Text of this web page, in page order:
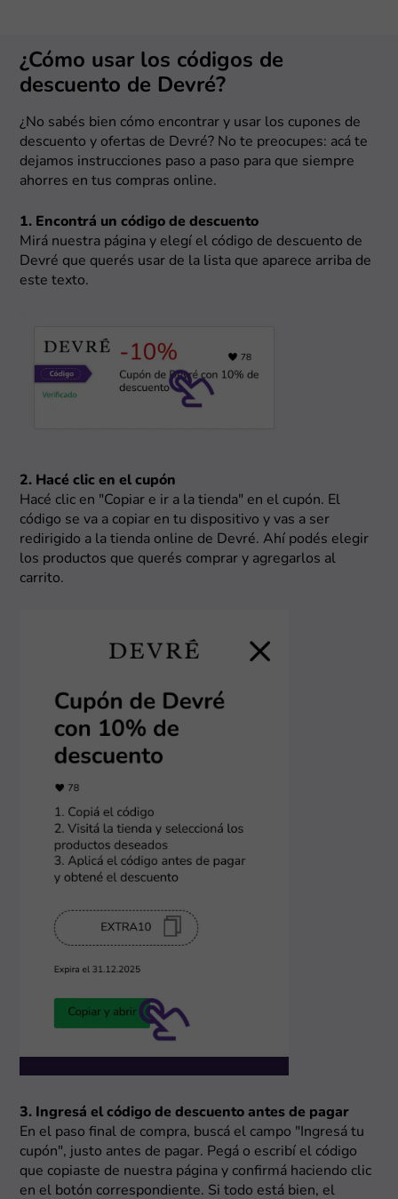
¿Cómo usar los códigos de
descuento de Devré?
¿No sabés bien cómo encontrar y usar los cupones de
descuento y ofertas de Devré? No te preocupes: acá te
dejamos instrucciones paso a paso para que siempre
ahorres en tus compras online.
1. Encontrá un código de descuento
Mirá nuestra página y elegí el código de descuento de
Devré que querés usar de la lista que aparece arriba de
este texto.
2. Hacé clic en el cupón
Hacé clic en "Copiar e ir a la tienda" en el cupón. El
código se va a copiar en tu dispositivo y vas a ser
redirigido a la tienda online de Devré. Ahí podés elegir
los productos que querés comprar y agregarlos al
carrito.
3. Ingresá el código de descuento antes de pagar
En el paso final de compra, buscá el campo "Ingresá tu
cupón", justo antes de pagar. Pegá o escribí el código
que copiaste de nuestra página y confirmá haciendo clic
en el botón correspondiente. Si todo está bien, el